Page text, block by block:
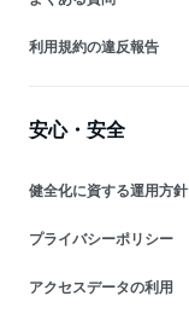
利用規約の違反報告
安心・安全
健全化に資する運用方針
プライバシーポリシー
アクセスデータの利用